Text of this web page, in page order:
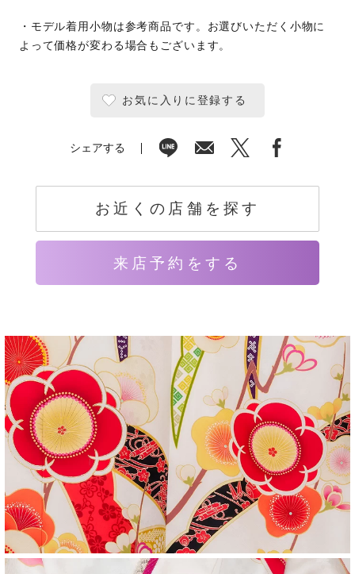
・モデル着用小物は参考商品です。お選びいただく小物に
よって価格が変わる場合もございます。
お気に入りに登録する
シェアする
お近くの店舗を探す
来店予約をする